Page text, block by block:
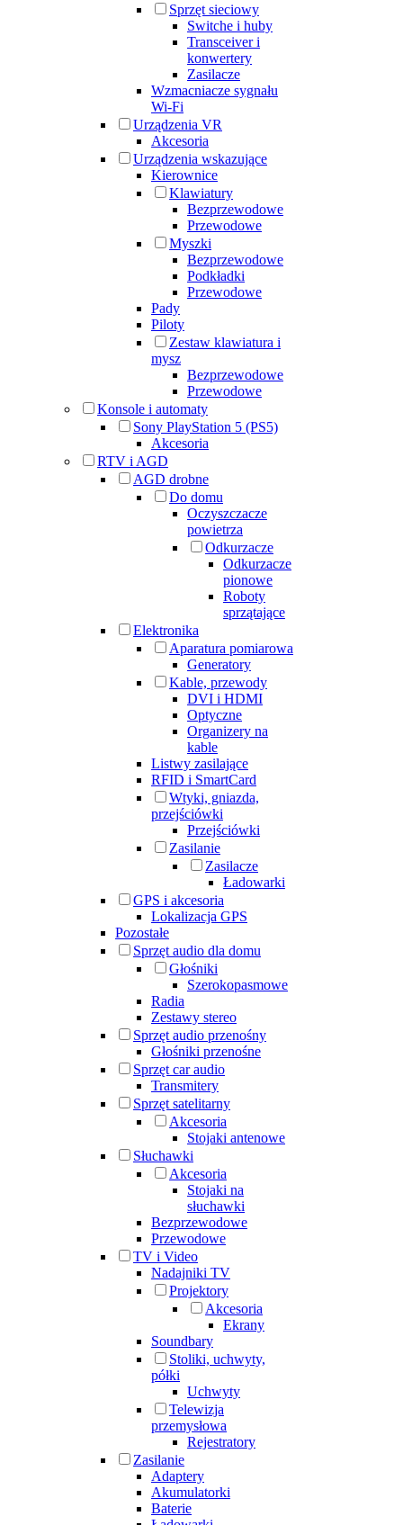
Sprzęt sieciowy
Switche i huby
Transceiver i
konwertery
Zasilacze
Wzmacniacze sygnału
Wi-Fi
Urządzenia VR
Akcesoria
Urządzenia wskazujące
Kierownice
Klawiatury
Bezprzewodowe
Przewodowe
Myszki
Bezprzewodowe
Podkładki
Przewodowe
Pady
Piloty
Zestaw klawiatura i
mysz
Bezprzewodowe
Przewodowe
Konsole i automaty
Sony PlayStation 5 (PS5)
Akcesoria
RTV i AGD
AGD drobne
Do domu
Oczyszczacze
powietrza
Odkurzacze
Odkurzacze
pionowe
Roboty
sprzątające
Elektronika
Aparatura pomiarowa
Generatory
Kable, przewody
DVI i HDMI
Optyczne
Organizery na
kable
Listwy zasilające
RFID i SmartCard
Wtyki, gniazda,
przejściówki
Przejściówki
Zasilanie
Zasilacze
Ładowarki
GPS i akcesoria
Lokalizacja GPS
Pozostałe
Sprzęt audio dla domu
Głośniki
Szerokopasmowe
Radia
Zestawy stereo
Sprzęt audio przenośny
Głośniki przenośne
Sprzęt car audio
Transmitery
Sprzęt satelitarny
Akcesoria
Stojaki antenowe
Słuchawki
Akcesoria
Stojaki na
słuchawki
Bezprzewodowe
Przewodowe
TV i Video
Nadajniki TV
Projektory
Akcesoria
Ekrany
Soundbary
Stoliki, uchwyty,
półki
Uchwyty
Telewizja
przemysłowa
Rejestratory
Zasilanie
Adaptery
Akumulatorki
Baterie